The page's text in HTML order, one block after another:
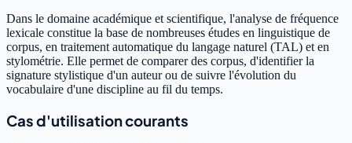
Dans le domaine académique et scientifique, l'analyse de fréquence
lexicale constitue la base de nombreuses études en linguistique de
corpus, en traitement automatique du langage naturel (TAL) et en
stylométrie. Elle permet de comparer des corpus, d'identifier la
signature stylistique d'un auteur ou de suivre l'évolution du
vocabulaire d'une discipline au fil du temps.
Cas d'utilisation courants